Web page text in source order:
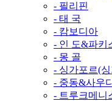
- 필리핀
- 태 국
- 캄보디아
- 인 도&파키
- 몽 골
- 싱가포르(
- 중동&사우디
- 트루크메니